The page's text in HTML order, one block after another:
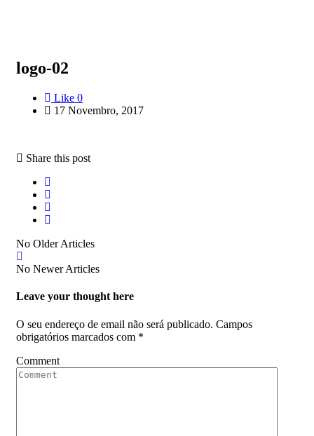
logo-02
Like 0
17 Novembro, 2017
Share this post
No Older Articles
No Newer Articles
Leave your thought here
O seu endereço de email não será publicado. Campos
obrigatórios marcados com *
Comment